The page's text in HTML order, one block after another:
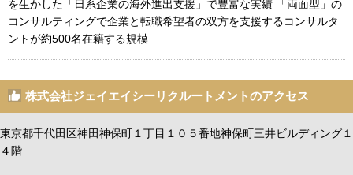
を生かした「日系企業の海外進出支援」で豊富な実績 「両面型」の
コンサルティングで企業と転職希望者の双方を支援するコンサルタ
ントが約500名在籍する規模
株式会社ジェイエイシーリクルートメントのアクセス
東京都千代田区神田神保町１丁目１０５番地神保町三井ビルディング１
４階